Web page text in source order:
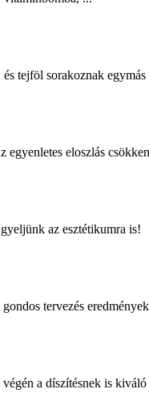
és tejföl sorakoznak
egyenletes eloszlás
az esztétikumra is!
tervezés
a díszítésnek is